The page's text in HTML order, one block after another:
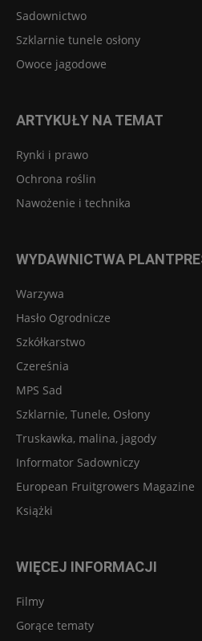
Sadownictwo
Szklarnie tunele osłony
Owoce jagodowe
ARTYKUŁY NA TEMAT
Rynki i prawo
Ochrona roślin
Nawożenie i technika
WYDAWNICTWA
Warzywa
Hasło Ogrodnicze
Szkółkarstwo
Czereśnia
MPS Sad
Szklarnie, Tunele, Osłony
Truskawka, malina, jagody
Informator Sadowniczy
European Fruitgrowers Magazine
Książki
WIĘCEJ INFORMACJI
Filmy
Gorące tematy